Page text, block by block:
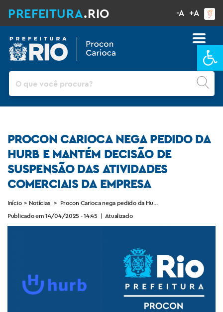
PREFEITURA.RIO -A +A
PROCON CARIOCA NEGA PEDIDO DA
HURB E MANTÉM DECISÃO DE
SUSPENSÃO DAS ATIVIDADES
COMERCIAIS DA EMPRESA
Início > Notícias > Procon Carioca nega pedido da Hurb e mantém decisão de
Publicado em 14/04/2025 - 14:45 | Atualizado